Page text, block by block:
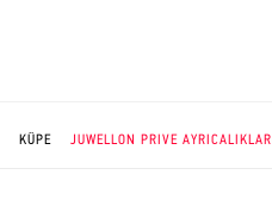
KÜPE JUWELLON PRIVE AYRICALIKLARI